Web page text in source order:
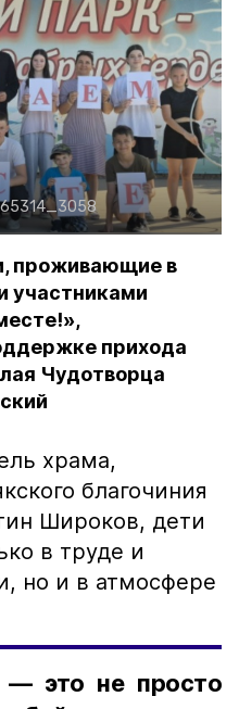
проживающие в
участниками
прихода
Чудотворца
храма,
благочиния
Широков, дети
в труде и
но и в атмосфере
— это не просто